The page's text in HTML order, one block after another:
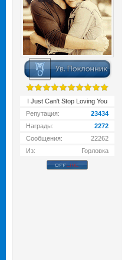
I Just Can't Stop Loving You
Репутация:
23434
Награды:
2272
Сообщения:
22262
Из:
Горловка